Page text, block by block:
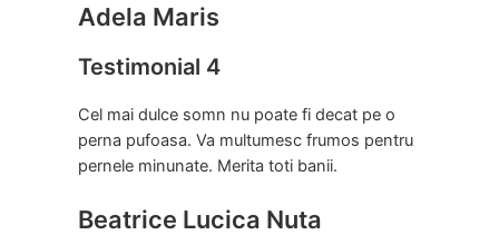
Adela Maris
Testimonial 4
Cel mai dulce somn nu poate fi decat pe o
perna pufoasa. Va multumesc frumos pentru
pernele minunate. Merita toti banii.
Beatrice Lucica Nuta